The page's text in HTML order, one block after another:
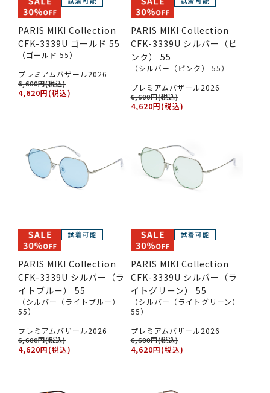
PARIS MIKI Collection
CFK-3339U ゴールド 55
（ゴールド 55）
プレミアムバザール2026
6,600円(税込)
4,620円(税込)
PARIS MIKI Collection
CFK-3339U シルバー（ピ
ンク） 55
（シルバー（ピンク） 55）
プレミアムバザール2026
6,600円(税込)
4,620円(税込)
PARIS MIKI Collection
CFK-3339U シルバー（ラ
イトブルー） 55
（シルバー（ライトブルー）
55）
プレミアムバザール2026
6,600円(税込)
4,620円(税込)
PARIS MIKI Collection
CFK-3339U シルバー（ラ
イトグリーン） 55
（シルバー（ライトグリーン）
55）
プレミアムバザール2026
6,600円(税込)
4,620円(税込)